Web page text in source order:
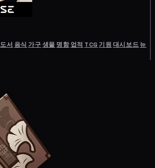
도서 음식 가구생물 명함 업적 TCG기원 대시보드뉴